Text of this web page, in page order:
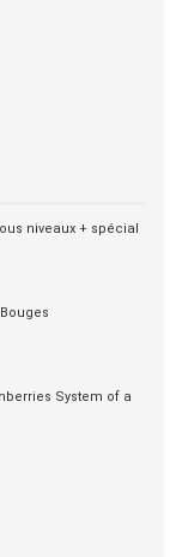
niveaux + spécial
System of a